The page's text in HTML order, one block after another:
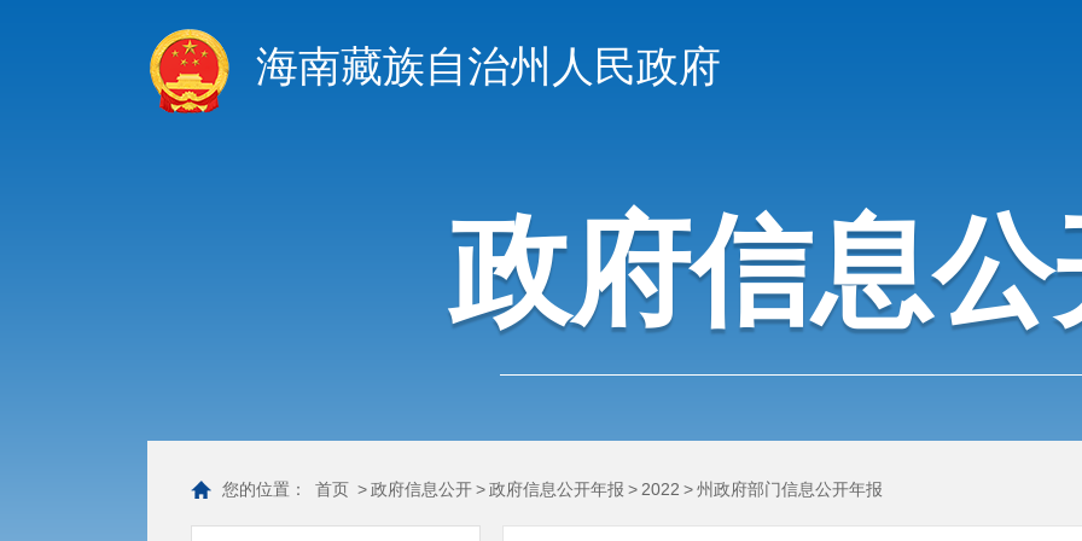
海南藏族自治州人民政府
政府信息公
您的位置： 首页 >政府信息公开>政府信息公开年报 > 2022 >州政府部门信息公开年报